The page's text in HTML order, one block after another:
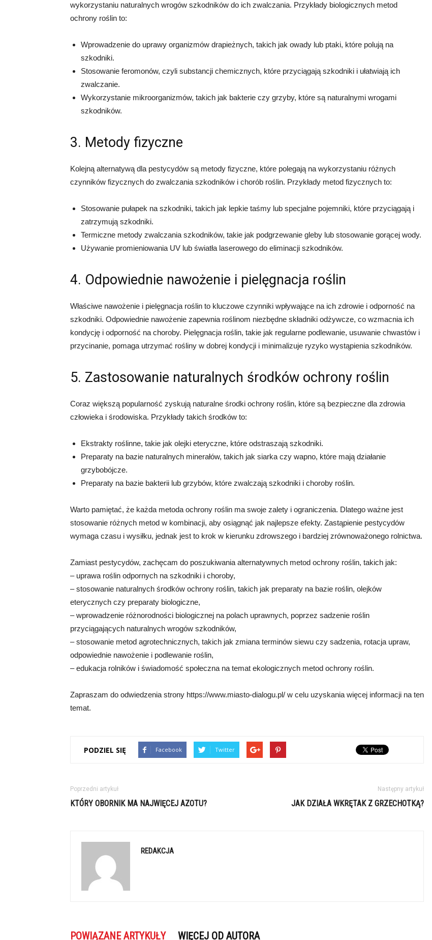
wykorzystaniu naturalnych wrogów szkodników do ich zwalczania. Przykłady biologicznych metod
ochrony roślin to:
Wprowadzenie do uprawy organizmów drapieżnych, takich jak owady lub ptaki, które polują na
szkodniki.
Stosowanie feromonów, czyli substancji chemicznych, które przyciągają szkodniki i ułatwiają ich
zwalczanie.
Wykorzystanie mikroorganizmów, takich jak bakterie czy grzyby, które są naturalnymi wrogami
szkodników.
3. Metody fizyczne
Kolejną alternatywą dla pestycydów są metody fizyczne, które polegają na wykorzystaniu różnych
czynników fizycznych do zwalczania szkodników i chorób roślin. Przykłady metod fizycznych to:
Stosowanie pułapek na szkodniki, takich jak lepkie taśmy lub specjalne pojemniki, które przyciągają i
zatrzymują szkodniki.
Termiczne metody zwalczania szkodników, takie jak podgrzewanie gleby lub stosowanie gorącej wody.
Używanie promieniowania UV lub światła laserowego do eliminacji szkodników.
4. Odpowiednie nawożenie i pielęgnacja roślin
Właściwe nawożenie i pielęgnacja roślin to kluczowe czynniki wpływające na ich zdrowie i odporność na
szkodniki. Odpowiednie nawożenie zapewnia roślinom niezbędne składniki odżywcze, co wzmacnia ich
kondycję i odporność na choroby. Pielęgnacja roślin, takie jak regularne podlewanie, usuwanie chwastów i
przycinanie, pomaga utrzymać rośliny w dobrej kondycji i minimalizuje ryzyko wystąpienia szkodników.
5. Zastosowanie naturalnych środków ochrony roślin
Coraz większą popularność zyskują naturalne środki ochrony roślin, które są bezpieczne dla zdrowia
człowieka i środowiska. Przykłady takich środków to:
Ekstrakty roślinne, takie jak olejki eteryczne, które odstraszają szkodniki.
Preparaty na bazie naturalnych minerałów, takich jak siarka czy wapno, które mają działanie
grzybobójcze.
Preparaty na bazie bakterii lub grzybów, które zwalczają szkodniki i choroby roślin.
Warto pamiętać, że każda metoda ochrony roślin ma swoje zalety i ograniczenia. Dlatego ważne jest
stosowanie różnych metod w kombinacji, aby osiągnąć jak najlepsze efekty. Zastąpienie pestycydów
wymaga czasu i wysiłku, jednak jest to krok w kierunku zdrowszego i bardziej zrównoważonego rolnictwa.
Zamiast pestycydów, zachęcam do poszukiwania alternatywnych metod ochrony roślin, takich jak:
– uprawa roślin odpornych na szkodniki i choroby,
– stosowanie naturalnych środków ochrony roślin, takich jak preparaty na bazie roślin, olejków
eterycznych czy preparaty biologiczne,
– wprowadzenie różnorodności biologicznej na polach uprawnych, poprzez sadzenie roślin
przyciągających naturalnych wrogów szkodników,
– stosowanie metod agrotechnicznych, takich jak zmiana terminów siewu czy sadzenia, rotacja upraw,
odpowiednie nawożenie i podlewanie roślin,
– edukacja rolników i świadomość społeczna na temat ekologicznych metod ochrony roślin.
Zapraszam do odwiedzenia strony https://www.miasto-dialogu.pl/ w celu uzyskania więcej informacji na ten
temat.
PODZIEL SIĘ Facebook Twitter
Poprzedni artykuł
KTÓRY OBORNIK MA NAJWIĘCEJ AZOTU?
Następny artykuł
JAK DZIAŁA WKRĘTAK Z GRZECHOTKĄ?
REDAKCJA
POWIĄZANE ARTYKUŁY WIĘCEJ OD AUTORA